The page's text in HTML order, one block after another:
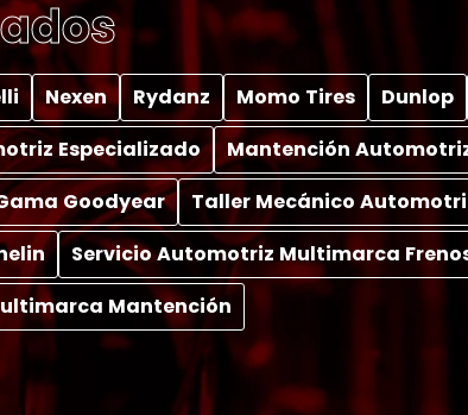
Nexen Rydanz Momo Tires Dunlop
Especializado Mantención
Goodyear
Taller Mecánico
Servicio Automotriz Multimarca
Mantención